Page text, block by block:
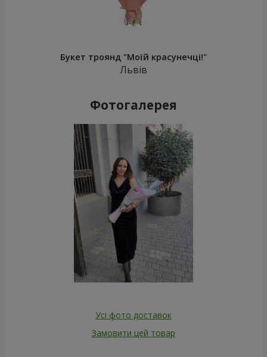
Букет троянд "Моїй красунечці!"
Львів
Фотогалерея
Усі фото доставок
Замовити цей товар